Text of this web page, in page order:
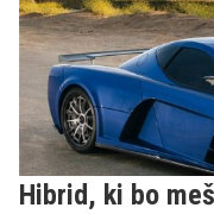
Hibrid, ki bo